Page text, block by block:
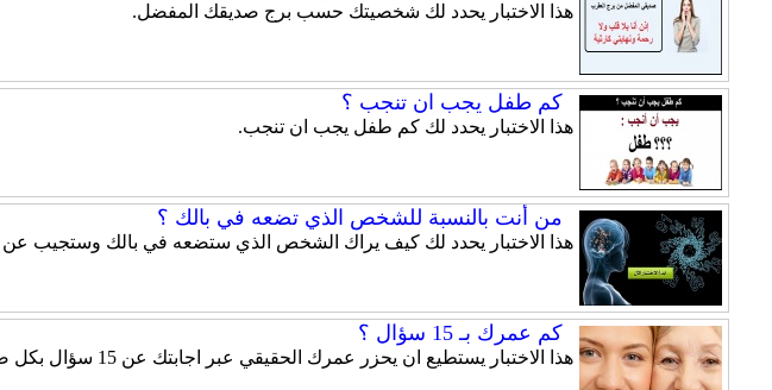
هذا الاختبار يحدد لك شخصيتك حسب برج صديقك المفضل.
كم طفل يجب ان تنجب ؟
هذا الاختبار يحدد لك كم طفل يجب ان تنجب.
من أنت بالنسبة للشخص الذي تضعه في بالك ؟
هذا الاختبار يحدد لك كيف يراك الشخص الذي ستضعه في بالك وستجيب عن
كم عمرك بـ 15 سؤال ؟
هذا الاختبار يستطيع ان يحزر عمرك الحقيقي عبر اجابتك عن 15 سؤال بكل صراحة.